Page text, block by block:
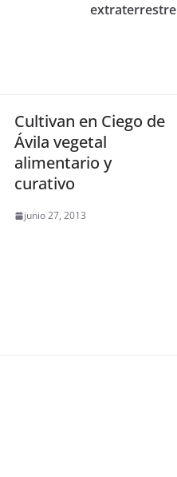
extraterrestre
Cultivan en Ciego de
Ávila vegetal
alimentario y
curativo
junio 27, 2013